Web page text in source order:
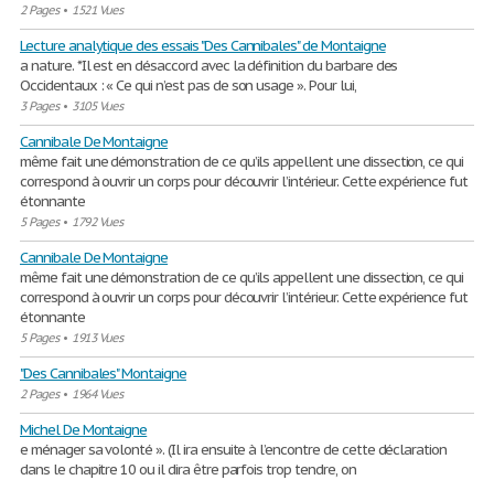
2 Pages• 1521 Vues
Lecture analytique des essais "Des Cannibales" de Montaigne
a nature. *Il est en désaccord avec la définition du barbare des
Occidentaux : « Ce qui n’est pas de son usage ». Pour lui,
3 Pages• 3105 Vues
Cannibale De Montaigne
même fait une démonstration de ce qu’ils appellent une dissection, ce qui
correspond à ouvrir un corps pour découvrir l’intérieur. Cette expérience fut
étonnante
5 Pages• 1792 Vues
Cannibale De Montaigne
même fait une démonstration de ce qu’ils appellent une dissection, ce qui
correspond à ouvrir un corps pour découvrir l’intérieur. Cette expérience fut
étonnante
5 Pages• 1913 Vues
"Des Cannibales" Montaigne
2 Pages• 1964 Vues
Michel De Montaigne
e ménager sa volonté ». (Il ira ensuite à l’encontre de cette déclaration
dans le chapitre 10 ou il dira être parfois trop tendre, on